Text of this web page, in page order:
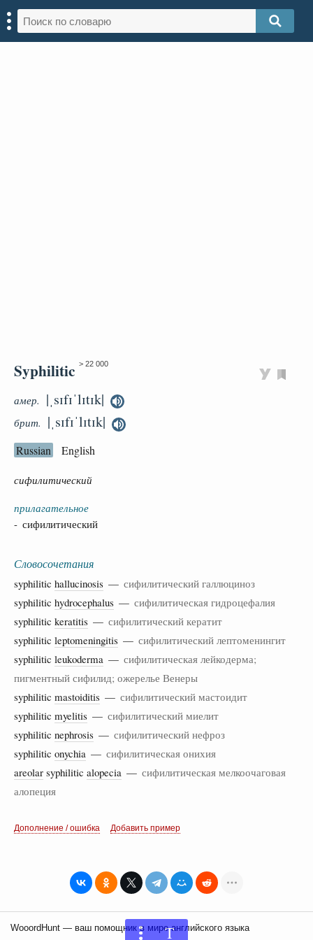
Syphilitic > 22 000
амер. |ˌsɪfɪˈlɪtɪk|
брит. |ˌsɪfɪˈlɪtɪk|
Russian English
сифилитический
прилагательное
- сифилитический
Словосочетания
syphilitic hallucinosis — сифилитический галлюциноз
syphilitic hydrocephalus — сифилитическая гидроцефалия
syphilitic keratitis — сифилитический кератит
syphilitic leptomeningitis — сифилитический лептоменингит
syphilitic leukoderma — сифилитическая лейкодерма;
пигментный сифилид; ожерелье Венеры
syphilitic mastoiditis — сифилитический мастоидит
syphilitic myelitis — сифилитический миелит
syphilitic nephrosis — сифилитический нефроз
syphilitic onychia — сифилитическая онихия
areolar syphilitic alopecia — сифилитическая мелкоочаговая
алопеция
Дополнение / ошибка Добавить пример
WooordHunt — ваш помощник в мире английского языка
T